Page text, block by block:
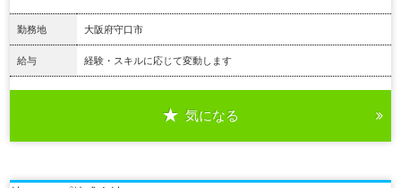
勤務地 大阪府守口市
給与 経験・スキルに応じて変動します
気になる